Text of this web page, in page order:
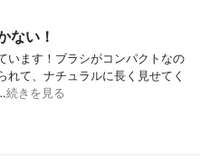
ない！
います！ブラシがコンパクトなの
て、ナチュラルに長く見せてく
続きを見る